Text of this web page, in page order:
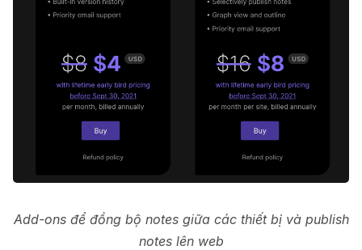
Add-ons để đồng bộ notes giữa các thiết bị và publish
notes lên web